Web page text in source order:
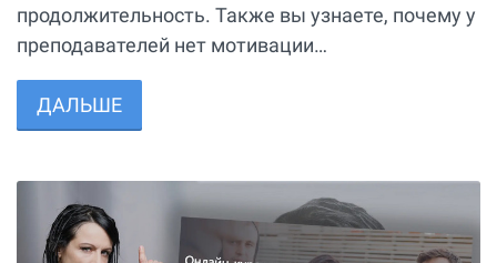
продолжительность. Также вы узнаете, почему у
преподавателей нет мотивации…
ДАЛЬШЕ